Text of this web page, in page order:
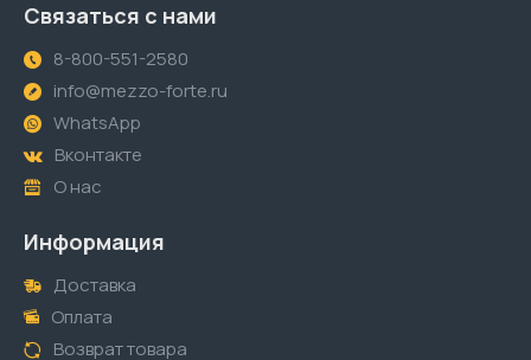
Связаться с нами
8-800-551-2580
info@mezzo-forte.ru
WhatsApp
Вконтакте
О нас
Информация
Доставка
Оплата
Возврат товара